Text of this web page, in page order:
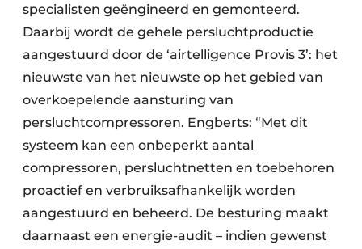
specialisten geëngineerd en gemonteerd.
Daarbij wordt de gehele persluchtproductie
aangestuurd door de ‘airtelligence Provis 3’: het
nieuwste van het nieuwste op het gebied van
overkoepelende aansturing van
persluchtcompressoren. Engberts: “Met dit
systeem kan een onbeperkt aantal
compressoren, persluchtnetten en toebehoren
proactief en verbruiksafhankelijk worden
aangestuurd en beheerd. De besturing maakt
daarnaast een energie-audit – indien gewenst